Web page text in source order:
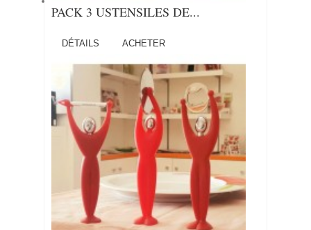
PACK 3 USTENSILES DE...
DÉTAILS ACHETER